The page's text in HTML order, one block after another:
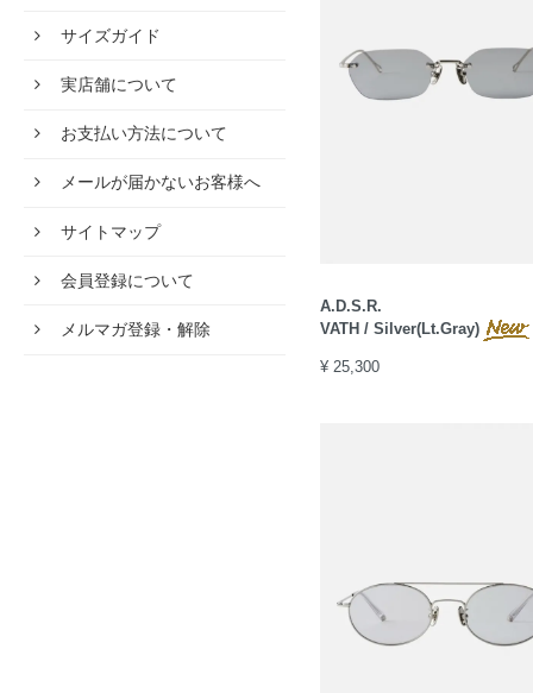
サイズガイド
実店舗について
お支払い方法について
メールが届かないお客様へ
サイトマップ
会員登録について
メルマガ登録・解除
A.D.S.R.
VATH / Silver(Lt.Gray)
¥ 25,300